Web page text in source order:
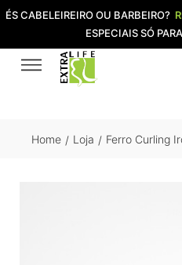
ÉS CABELEIREIRO OU BARBEIRO?
ESPECIAIS SÓ
Home / Loja / Ferro Curling